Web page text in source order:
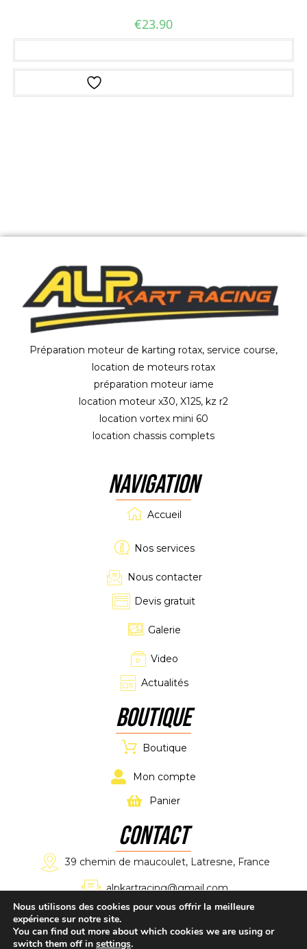
€23.90
Préparation moteur de karting rotax, service course,
location de moteurs rotax
préparation moteur iame
location moteur x30, X125, kz r2
location vortex mini 60
location chassis complets
NAVIGATION
Accueil
Nos services
Nous contacter
Devis gratuit
Galerie
Video
Actualités
Boutique
Boutique
Mon compte
Panier
CONTACT
39 chemin de maucoulet, Latresne, France
alpkartracing@gmail.com
Nous utilisons des cookies pour vous offrir la meilleure
expérience sur notre site.
You can find out more about which cookies we are using or
switch them off in settings.